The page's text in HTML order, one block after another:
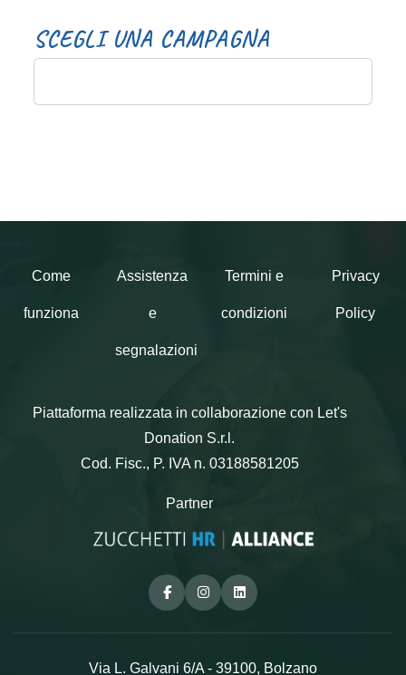
SCEGLI UNA CAMPAGNA
Come
funziona
Assistenza
e
segnalazioni
Termini e
condizioni
Privacy
Policy
Piattaforma realizzata in collaborazione con Let's
Donation S.r.l.
Cod. Fisc., P. IVA n. 03188581205
Partner
FacebookInstagramLinkedin
Via L. Galvani 6/A - 39100, Bolzano